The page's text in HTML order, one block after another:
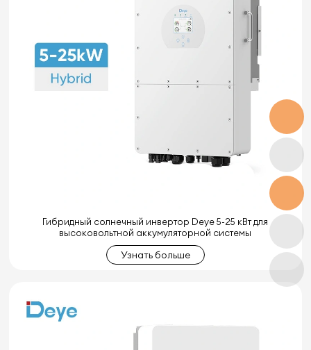
Гибридный солнечный инвертор Deye 5-25 кВт для
высоковольтной аккумуляторной системы
Узнать больше